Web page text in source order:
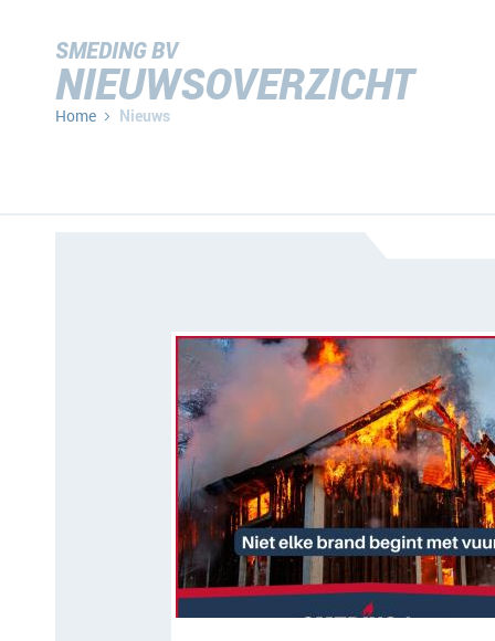
SMEDING BV
NIEUWSOVERZICHT
Home Nieuws